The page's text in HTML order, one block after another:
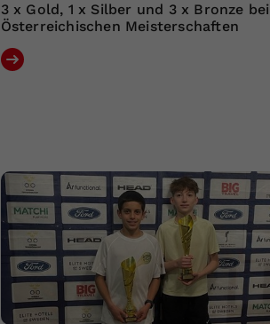
3 x Gold, 1 x Silber und 3 x Bronze bei
Österreichischen Meisterschaften